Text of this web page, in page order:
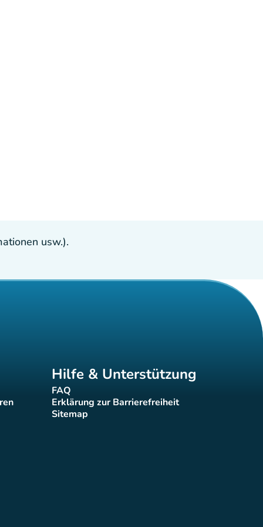
usw.).
Hilfe & Unterstützung
FAQ(new tab)
Erklärung zur Barrierefreiheit
(new tab)
Sitemap(new tab)